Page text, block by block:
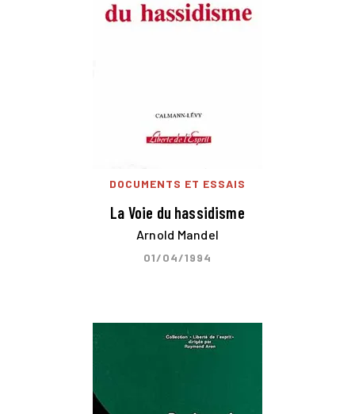
DOCUMENTS ET ESSAIS
La Voie du hassidisme
Arnold Mandel
01/04/1994